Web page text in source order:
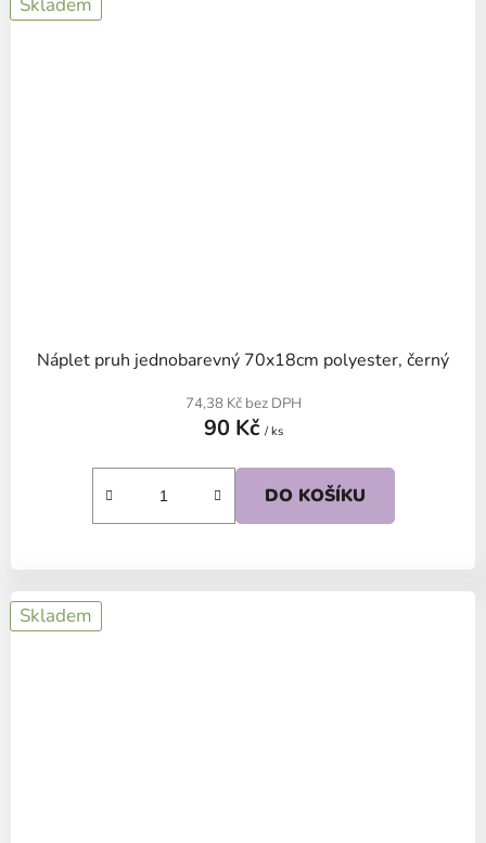
Skladem
Náplet pruh jednobarevný 70x18cm polyester, černý
74,38 Kč bez DPH
90 Kč / ks
DO KOŠÍKU
Skladem